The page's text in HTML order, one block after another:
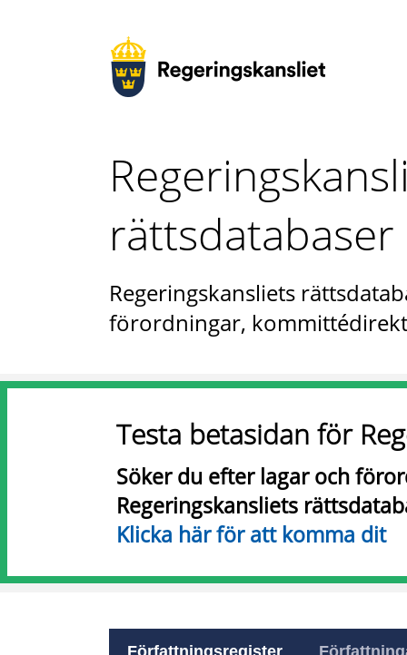
rättsdatabaser
Regeringskansliets
förordningar,
Testa betasidan för
Söker du efter lagar och
Regeringskansliets
Klicka här för att komma dit
Författningsregister